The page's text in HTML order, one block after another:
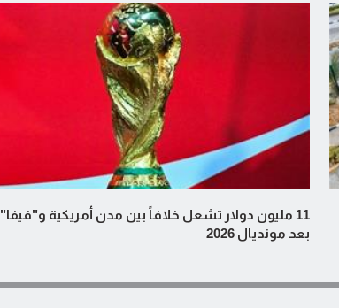
11 مليون دولار تشعل خلافاً بين مدن أمريكية و"فيفا"
بعد مونديال 2026